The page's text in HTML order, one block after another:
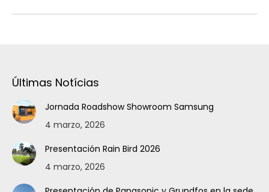
Últimas Notícias
Jornada Roadshow Showroom Samsung
4 marzo, 2026
Presentación Rain Bird 2026
4 marzo, 2026